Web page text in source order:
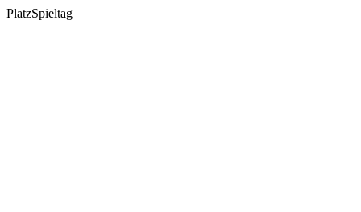
PlatzSpieltag